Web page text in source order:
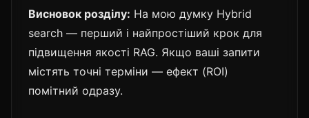
Висновок розділу: На мою думку Hybrid
search — перший і найпростіший крок для
підвищення якості RAG. Якщо ваші запити
містять точні терміни — ефект (ROI)
помітний одразу.